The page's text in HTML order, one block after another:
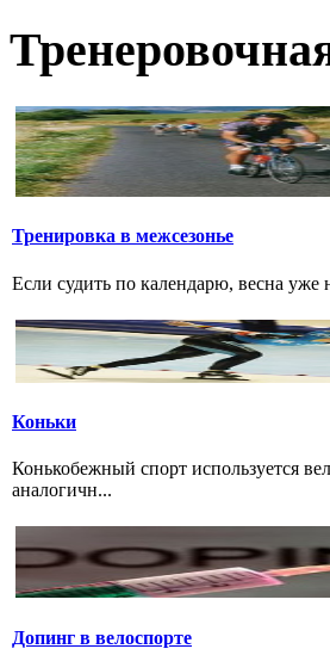
Тренировка в межсезонье
Если судить по календарю, весна
Коньки
Конькобежный спорт используется
аналогичн...
Допинг в велоспорте